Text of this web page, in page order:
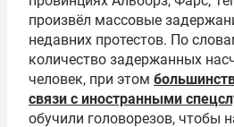
произвёл массовые
недавних протестов. По
количество задержанных
человек, при этом
связи с иностранными
обучили головорезов, чтобы